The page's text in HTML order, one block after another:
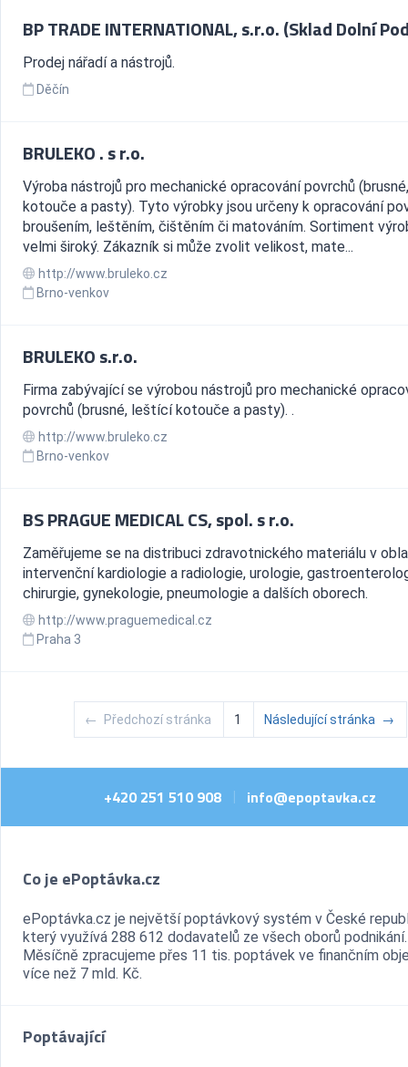
BP TRADE INTERNATIONAL, s.r.o. (Sklad Dolní
Prodej nářadí a nástrojů.
Děčín
BRULEKO . s r.o.
Výroba nástrojů pro mechanické opracování povrchů
kotouče a pasty). Tyto výrobky jsou určeny k opracování
broušením, leštěním, čištěním či matováním. Sortiment
velmi široký. Zákazník si může zvolit velikost, mate...
http://www.bruleko.cz
Brno-venkov
BRULEKO s.r.o.
Firma zabývající se výrobou nástrojů pro mechanické
povrchů (brusné, leštící kotouče a pasty). .
http://www.bruleko.cz
Brno-venkov
BS PRAGUE MEDICAL CS, spol. s r.o.
Zaměřujeme se na distribuci zdravotnického materiálu v
intervenční kardiologie a radiologie, urologie,
chirurgie, gynekologie, pneumologie a dalších oborech.
http://www.praguemedical.cz
Praha 3
← Předchozí stránka 1 Následující stránka →
+420 251 510 908 | info@epoptavka.cz
Co je ePoptávka.cz
ePoptávka.cz je největší poptávkový systém v České
který využívá 288 612 dodavatelů ze všech oborů podnikání.
Měsíčně zpracujeme přes 11 tis. poptávek ve finančním
více než 7 mld. Kč.
Poptávající